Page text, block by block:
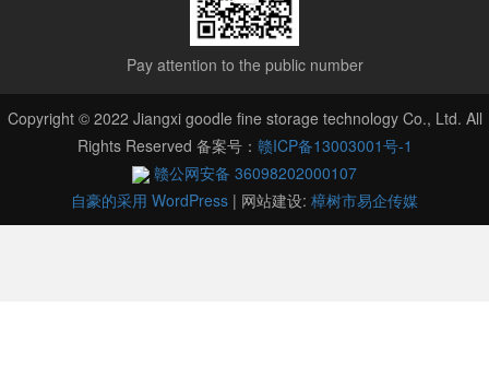
Pay attention to the public number
Copyright © 2022 Jiangxi goodle fine storage technology Co., Ltd. All
Rights Reserved 备案号： 赣ICP备13003001号-1
赣公网安备 36098202000107
自豪的采用 WordPress | 网站建设: 樟树市易企传媒